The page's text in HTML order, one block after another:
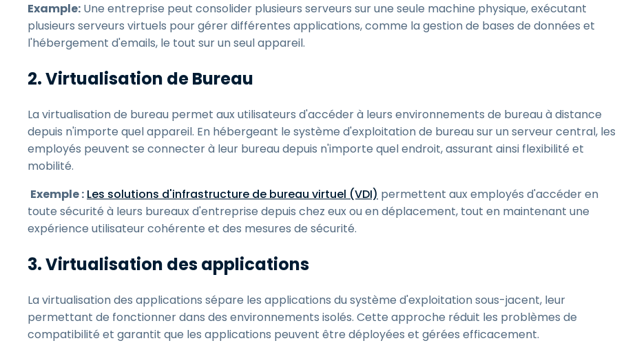
Example: Une entreprise peut consolider plusieurs serveurs sur une seule machine physique, exécutant
plusieurs serveurs virtuels pour gérer différentes applications, comme la gestion de bases de données et
l'hébergement d'emails, le tout sur un seul appareil.
2. Virtualisation de Bureau
La virtualisation de bureau permet aux utilisateurs d'accéder à leurs environnements de bureau à distance
depuis n'importe quel appareil. En hébergeant le système d'exploitation de bureau sur un serveur central, les
employés peuvent se connecter à leur bureau depuis n'importe quel endroit, assurant ainsi flexibilité et
mobilité.
Exemple : Les solutions d'infrastructure de bureau virtuel (VDI) permettent aux employés d'accéder en
toute sécurité à leurs bureaux d'entreprise depuis chez eux ou en déplacement, tout en maintenant une
expérience utilisateur cohérente et des mesures de sécurité.
3. Virtualisation des applications
La virtualisation des applications sépare les applications du système d'exploitation sous-jacent, leur
permettant de fonctionner dans des environnements isolés. Cette approche réduit les problèmes de
compatibilité et garantit que les applications peuvent être déployées et gérées efficacement.